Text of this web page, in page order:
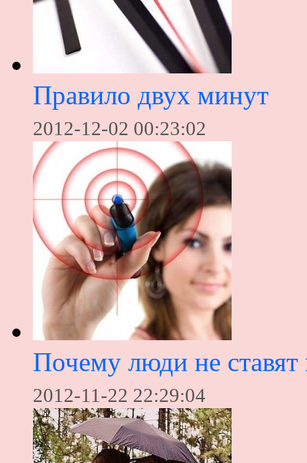
Правило двух минут
2012-12-02 00:23:02
Почему люди не ставят
2012-11-22 22:29:04